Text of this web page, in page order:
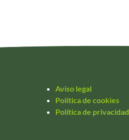
Aviso legal
Política de cookies
Política de privacidad